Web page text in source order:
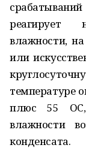
реагирует
влажности,
или
температуре
плюс 55 ОС,
влажности
конденсата.